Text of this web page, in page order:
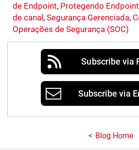
de Endpoint, Protegendo
de canal , Segurança Gerenciada,
Operações de Segurança (SOC)
Subscribe via
Subscribe via
Blog Home